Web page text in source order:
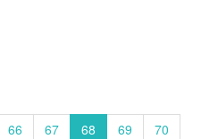
66 67 68 69 70